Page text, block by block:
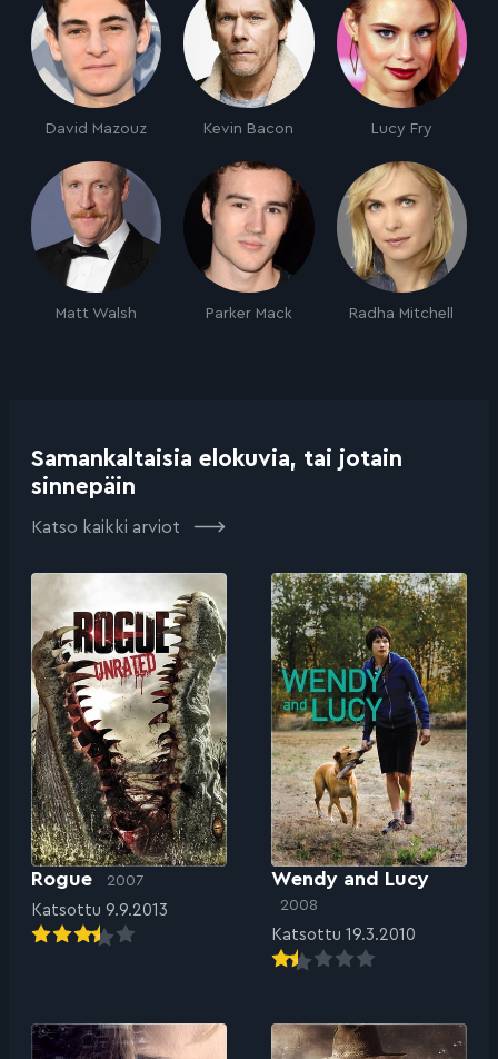
David Mazouz Kevin Bacon Lucy Fry
Matt Walsh Parker Mack Radha Mitchell
Samankaltaisia elokuvia, tai jotain
sinnepäin
Katso kaikki arviot
Rogue 2007
Katsottu 9.9.2013
Wendy and Lucy
2008
Katsottu 19.3.2010